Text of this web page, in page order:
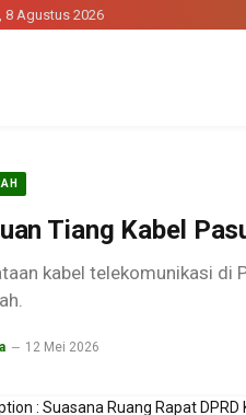
8 Agustus 2026
Tiang Kabel
kabel telekomunikasi di
12 Mei 2026